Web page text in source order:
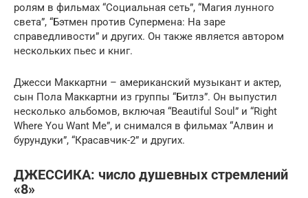
ролям в фильмах “Социальная сеть”, “Магия лунного
света”, “Бэтмен против Супермена: На заре
справедливости” и других. Он также является автором
нескольких пьес и книг.
Джесси Маккартни – американский музыкант и актер,
сын Пола Маккартни из группы “Битлз”. Он выпустил
несколько альбомов, включая “Beautiful Soul” и “Right
Where You Want Me”, и снимался в фильмах “Алвин и
бурундуки”, “Красавчик-2” и других.
ДЖЕССИКА: число душевных стремлений
«8»